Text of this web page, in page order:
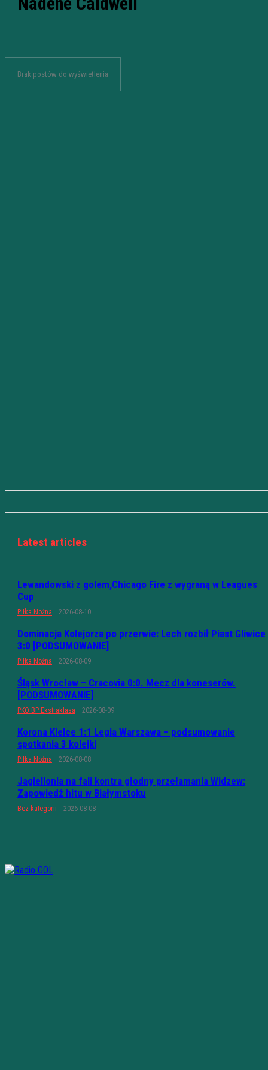
Brak postów do wyświetlenia
Latest articles
Lewandowski z golem,Chicago Fire z wygraną w Leagues
Cup
Piłka Nożna 2026-08-10
Dominacja Kolejorza po przerwie: Lech rozbił Piast Gliwice
3:0 [PODSUMOWANIE]
Piłka Nożna 2026-08-09
Śląsk Wrocław – Cracovia 0:0. Mecz dla koneserów.
[PODSUMOWANIE]
PKO BP Ekstraklasa 2026-08-09
Korona Kielce 1:1 Legia Warszawa – podsumowanie
spotkania 3 kolejki
Piłka Nożna 2026-08-08
Jagiellonia na fali kontra głodny przełamania Widzew:
Zapowiedź hitu w Białymstoku
Bez kategorii 2026-08-08